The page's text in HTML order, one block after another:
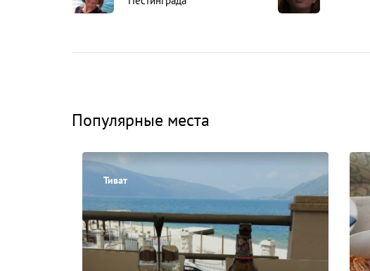
Популярные места
Тиват